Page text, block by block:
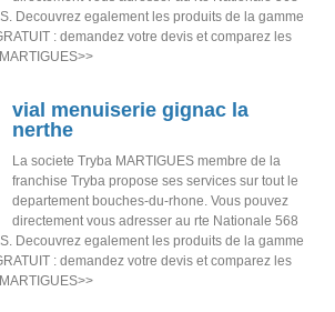
Decouvrez egalement les produits de la gamme
: demandez votre devis et comparez les
vial menuiserie gignac la
nerthe
La societe Tryba MARTIGUES membre de la
franchise Tryba propose ses services sur tout le
departement bouches-du-rhone. Vous pouvez
directement vous adresser au rte Nationale 568
Decouvrez egalement les produits de la gamme
: demandez votre devis et comparez les